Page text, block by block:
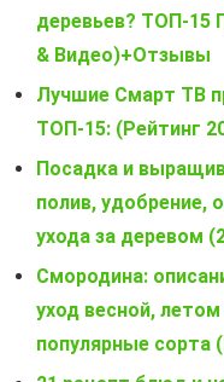
деревьев? ТОП-15
& Видео)+Отзывы
Лучшие Смарт ТВ
ТОП-15: (Рейтинг
Посадка и
полив, удобрение,
ухода за деревом
Смородина:
уход весной,
популярные